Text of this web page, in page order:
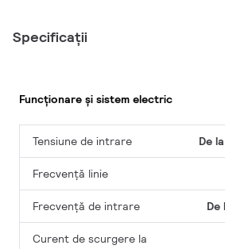
Specificații
Funcționare și sistem electric
Tensiune de intrare De
Frecvență linie
Frecvență de intrare De
Curent de scurgere la